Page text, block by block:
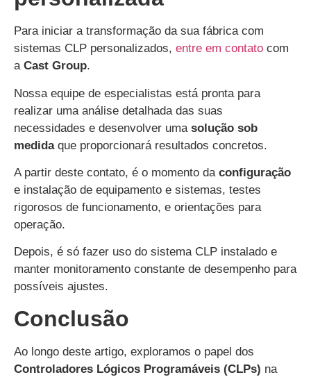
Para iniciar a transformação da sua fábrica com
sistemas CLP personalizados, entre em contato com
a Cast Group.
Nossa equipe de especialistas está pronta para
realizar uma análise detalhada das suas
necessidades e desenvolver uma solução sob
medidaque proporcionará resultados concretos.
A partir deste contato, é o momento daconfiguração
e instalação de equipamento e sistemas, testes
rigorosos de funcionamento, e orientações para
operação.
Depois, é só fazer uso do sistema CLP instalado e
manter monitoramento constante de desempenho para
possíveis ajustes.
Conclusão
Ao longo deste artigo, exploramos o papel dos
Controladores Lógicos Programáveis (CLPs) na